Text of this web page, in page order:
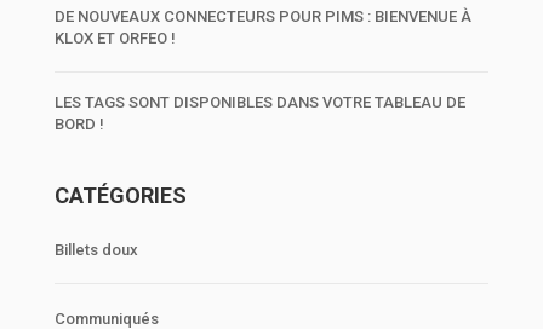
DE NOUVEAUX CONNECTEURS POUR PIMS : BIENVENUE À
KLOX ET ORFEO !
LES TAGS SONT DISPONIBLES DANS VOTRE TABLEAU DE
BORD !
CATÉGORIES
Billets doux
Communiqués